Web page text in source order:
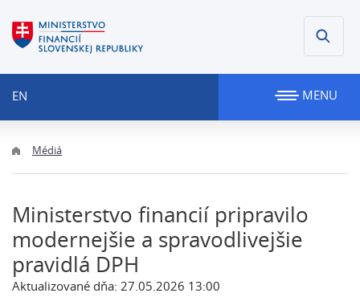
EN MENU
Médiá
Ministerstvo financií pripravilo
modernejšie a spravodlivejšie
pravidlá DPH
Aktualizované dňa: 27.05.2026 13:00